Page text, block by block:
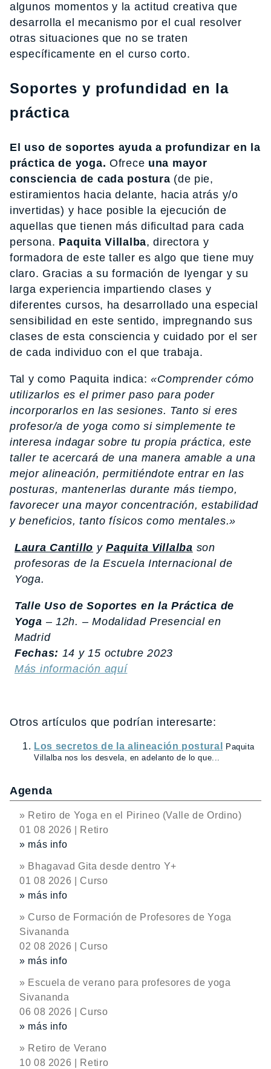
algunos momentos y la actitud creativa que
desarrolla el mecanismo por el cual resolver
otras situaciones que no se traten
específicamente en el curso corto.
Soportes y profundidad en la
práctica
El uso de soportes ayuda a profundizar en la
práctica de yoga. Ofrece una mayor
consciencia de cada postura (de pie,
estiramientos hacia delante, hacia atrás y/o
invertidas) y hace posible la ejecución de
aquellas que tienen más dificultad para cada
persona. Paquita Villalba, directora y
formadora de este taller es algo que tiene muy
claro. Gracias a su formación de Iyengar y su
larga experiencia impartiendo clases y
diferentes cursos, ha desarrollado una especial
sensibilidad en este sentido, impregnando sus
clases de esta consciencia y cuidado por el ser
de cada individuo con el que trabaja.
Tal y como Paquita indica:«Comprender cómo
utilizarlos es el primer paso para poder
incorporarlos en las sesiones. Tanto si eres
profesor/a de yoga como si simplemente te
interesa indagar sobre tu propia práctica, este
taller te acercará de una manera amable a una
mejor alineación, permitiéndote entrar en las
posturas, mantenerlas durante más tiempo,
favorecer una mayor concentración, estabilidad
y beneficios, tanto físicos como mentales.»
Laura Cantillo yPaquita Villalba son
profesoras de la Escuela Internacional de
Yoga.
Talle Uso de Soportes en la Práctica de
Yoga – 12h. – Modalidad Presencial en
Madrid
Fechas: 14 y 15 octubre 2023
Más información aquí
Otros artículos que podrían interesarte:
Los secretos de la alineación postural
Paquita
Villalba nos los desvela, en adelanto de lo que...
Agenda
» Retiro de Yoga en el Pirineo (Valle de Ordino)
01 08 2026 | Retiro
» más info
» Bhagavad Gita desde dentro Y+
01 08 2026 | Curso
» más info
» Curso de Formación de Profesores de Yoga
Sivananda
02 08 2026 | Curso
» más info
» Escuela de verano para profesores de yoga
Sivananda
06 08 2026 | Curso
» más info
» Retiro de Verano
10 08 2026 | Retiro